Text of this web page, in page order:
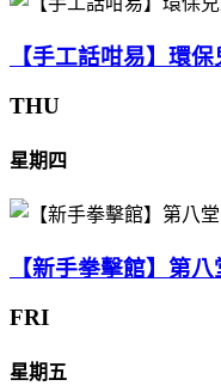
【手工話咁易】環
THU
星期四
【新手拳擊館】第
FRI
星期五